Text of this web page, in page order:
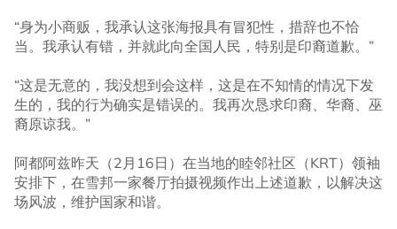
“身为小商贩，我承认这张海报具有冒犯性，措辞也不恰
当。我承认有错，并就此向全国人民，特别是印裔道歉。”
“这是无意的，我没想到会这样，这是在不知情的情况下发
生的，我的行为确实是错误的。我再次恳求印裔、华裔、巫
裔原谅我。”
阿都阿兹昨天（2月16日）在当地的睦邻社区（KRT）领袖
安排下，在雪邦一家餐厅拍摄视频作出上述道歉，以解决这
场风波，维护国家和谐。